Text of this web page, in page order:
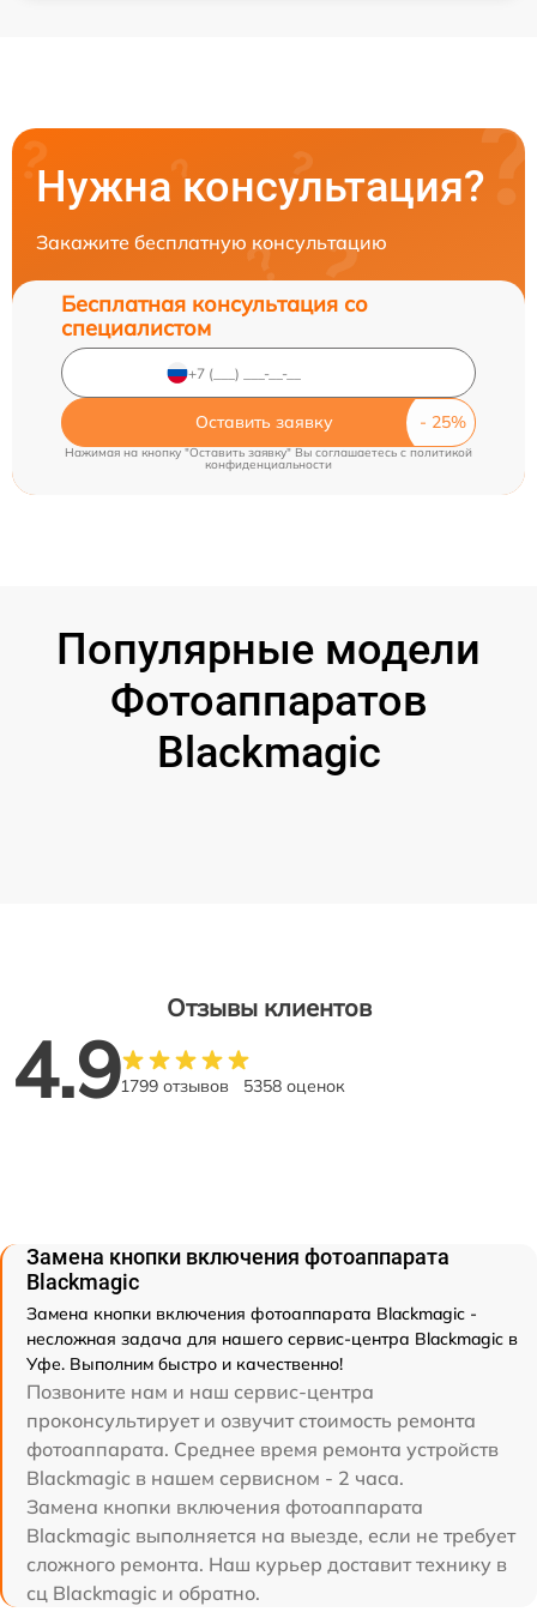
Нужна консультация?
Закажите бесплатную консультацию
Бесплатная консультация со
специалистом
Оставить заявку
Нажимая на кнопку "Оставить заявку" Вы соглашаетесь c политикой
конфиденциальности
Популярные модели
Фотоаппаратов
Blackmagic
Отзывы клиентов
4.91799 отзывов 5358 оценок
Замена кнопки включения фотоаппарата
Blackmagic
Замена кнопки включения фотоаппарата Blackmagic -
несложная задача для нашего сервис-центра Blackmagic в
Уфе. Выполним быстро и качественно!
Позвоните нам и наш сервис-центра
проконсультирует и озвучит стоимость ремонта
фотоаппарата. Среднее время ремонта устройств
Blackmagic в нашем сервисном - 2 часа.
Замена кнопки включения фотоаппарата
Blackmagic выполняется на выезде, если не требует
сложного ремонта. Наш курьер доставит технику в
сц Blackmagic и обратно.